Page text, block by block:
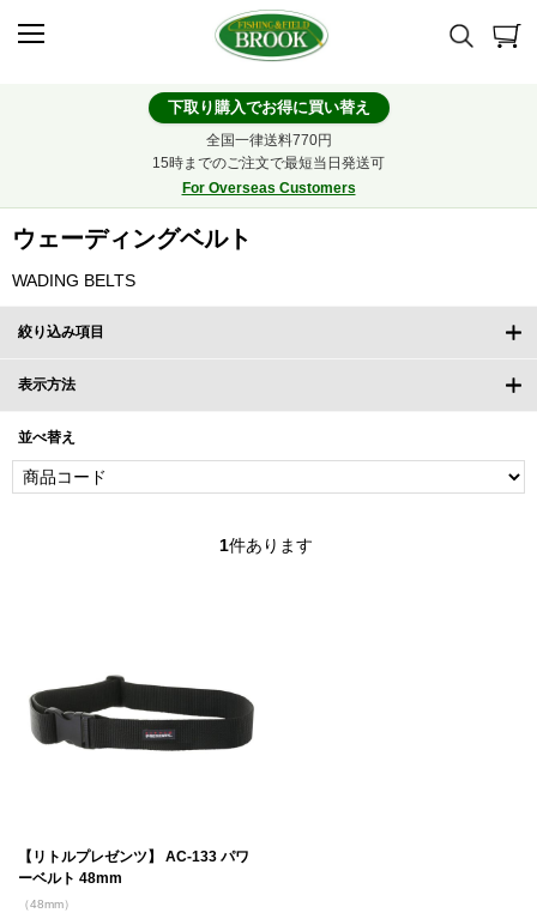
下取り購入でお得に買い替え
全国一律送料770円
15時までのご注文で最短当日発送可
For Overseas Customers
ウェーディングベルト
WADING BELTS
絞り込み項目
表示方法
並べ替え
1件あります
【リトルプレゼンツ】 AC-133 パワ
ーベルト 48mm
（48mm）